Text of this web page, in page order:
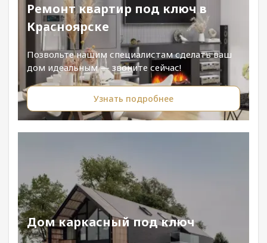
Ремонт квартир под ключ в
Красноярске
Позвольте нашим специалистам сделать ваш
дом идеальным — звоните сейчас!
Узнать подробнее
Дом каркасный под ключ